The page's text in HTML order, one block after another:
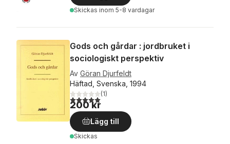
Skickas inom 5-8 vardagar
Gods och gårdar : jordbruket i
sociologiskt perspektiv
Av Göran Djurfeldt
Häftad, Svenska, 1994
5,0utav 5 stjärnor. Totalt antal röster:
(1)
200 kr
Lägg till
Skickas